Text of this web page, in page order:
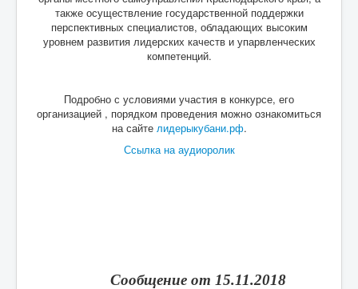
также осуществление государственной поддержки
перспективных специалистов, обладающих высоким
уровнем развития лидерских качеств и упарвленческих
компетенций.
Подробно с условиями участия в конкурсе, его
организацией , порядком проведения можно ознакомиться
на сайте лидерыкубани.рф.
Ссылка на аудиоролик
Сообщение от 15.11.2018